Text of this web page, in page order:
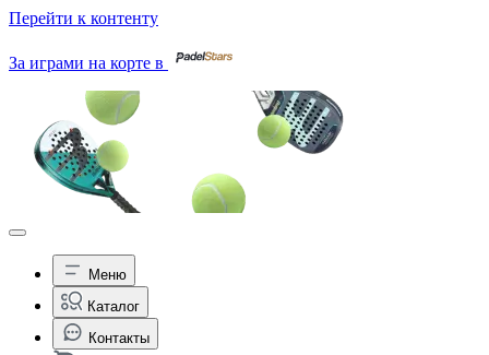
Перейти к контенту
За играми на корте в
Меню
Каталог
Контакты